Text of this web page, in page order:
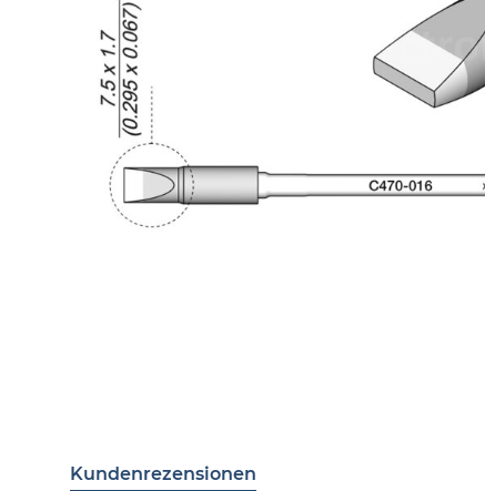
Kundenrezensionen